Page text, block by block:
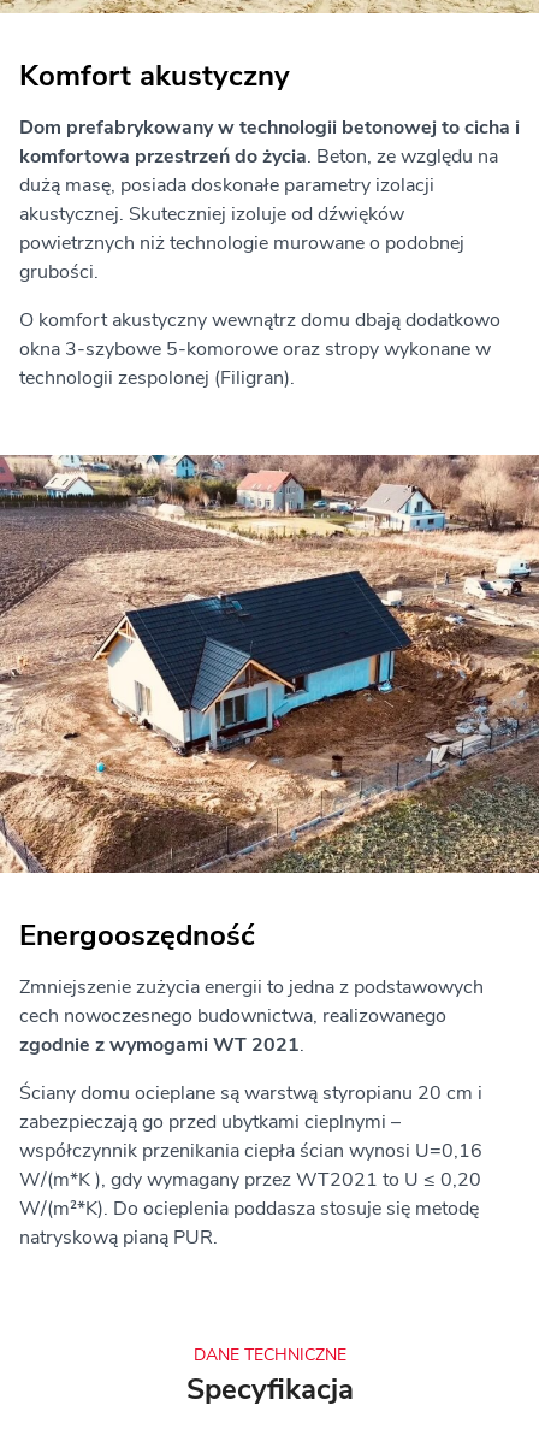
Komfort akustyczny
Dom prefabrykowany w technologii betonowej to cicha i
komfortowa przestrzeń do życia. Beton, ze względu na
dużą masę, posiada doskonałe parametry izolacji
akustycznej. Skuteczniej izoluje od dźwięków
powietrznych niż technologie murowane o podobnej
grubości.
O komfort akustyczny wewnątrz domu dbają dodatkowo
okna 3-szybowe 5-komorowe oraz stropy wykonane w
technologii zespolonej (Filigran).
Energooszędność
Zmniejszenie zużycia energii to jedna z podstawowych
cech nowoczesnego budownictwa, realizowanego
zgodnie z wymogami WT 2021.
Ściany domu ocieplane są warstwą styropianu 20 cm i
zabezpieczają go przed ubytkami cieplnymi –
współczynnik przenikania ciepła ścian wynosi U=0,16
W/(m*K ), gdy wymagany przez WT2021 to U ≤ 0,20
W/(m²*K). Do ocieplenia poddasza stosuje się metodę
natryskową pianą PUR.
DANE TECHNICZNE
Specyfikacja